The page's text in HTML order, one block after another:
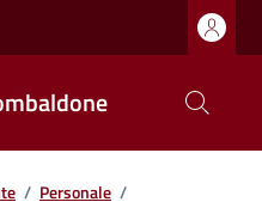
/ Personale /